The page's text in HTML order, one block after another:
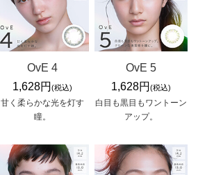
OvE 4
1,628円 (税込)
甘く柔らかな光を灯す
瞳。
OvE 5
1,628円(税込)
白目も黒目もワントーン
アップ。